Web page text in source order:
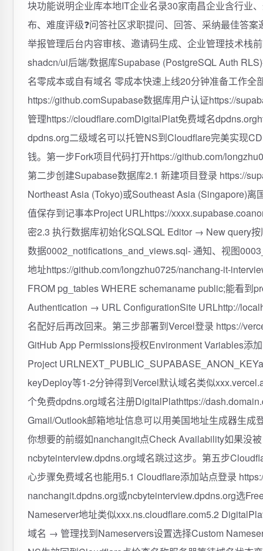
块功能说明企业库本地IT企业名录30家南昌企业含行业
布、难度评级❓问答社区求职提问、回答、采纳最佳答
举报‍管理后台内容审核、邀请码生成、企业管理技术栈
shadcn/ui后端/数据库Supabase (PostgreSQL Auth
名零成本或自有域名 零成本快速上线20分钟准备工作
https://github.comSupabase数据库用户认证https://
管理https://cloudflare.comDigitalPlat免费域名
dpdns.org二级域名可以托管NS到Cloudflare完美实现
钱。第一步Fork项目代码打开https://github.com/
第二步创建Supabase数据库2.1 新建项目登录 https://
Northeast Asia (Tokyo)或Southeast Asia (Singapore)
值保存到记事本Project URLhttps://
密2.3 执行数据库初始化SQLSQL Editor → New query
数据0002_notifications_and_views.sql- 通知、视图
地址https://github.com/longzhu0725/nanchang-it-
FROM pg_tables WHERE schemaname public;能看到
Authentication → URL ConfigurationSite URLhttp://
名配好后再改回来。第三步部署到Vercel登录 https://
GitHub App Permissions授权Environment Variables添
Project
keyDeploy等1-2分钟得到Vercel默认域名类似
个免费dpdns.org域名注册DigitalPlathttps://
Gmail/Outlook邮箱地址信息可以用美国地址生成器生
你想要的前缀如nanchangit点Check Availability如果没
ncbyteinterview.dpdns.org域名跳过这步。第五步
心步骤免费域名也能用5.1 Cloudflare添加站点登录
nanchangit.dpdns.org或ncbyteinterview.dpdns.org选
Nameserver地址类似xxx.ns.cloudflare.com5.2
域名 → 管理找到Nameservers设置选择Custom